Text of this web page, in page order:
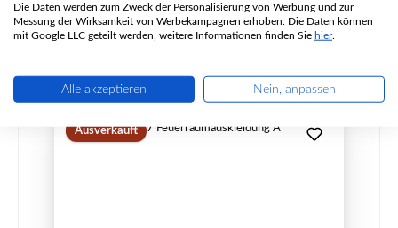
Regulärer Preis:
537,25 €
Sofort verfügbar, Lieferzeit: 2-4 Tage
Ausverkauft
Die Daten werden zum Zweck der Personalisierung von Werbung und zur
Messung der Wirksamkeit von Werbekampagnen erhoben. Die Daten können
mit Google LLC geteilt werden, weitere Informationen finden Sie hier.
Alle akzeptieren Nein, anpassen